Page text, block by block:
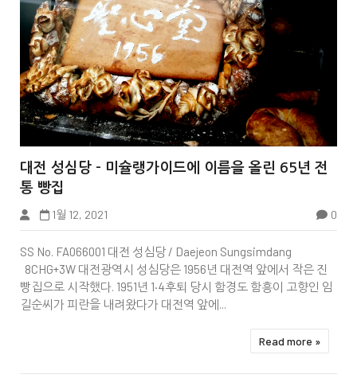


대전 성심당 - 미슐랭가이드에 이름을 올린 65년 전
통 빵집
1월 12, 2021 0
SS No. FA066001 대전 성심당 / Daejeon Sungsimdang
8CHG+3W 대전광역시 성심당은 1956년 대전역 앞에서 작은 진
빵집으로 시작했다. 1951년 1·4후퇴 당시 함경도 함흥이 고향인 임
길순씨가 피란을 내려왔다가 대전역 앞에...
Read more »
Wiki Page